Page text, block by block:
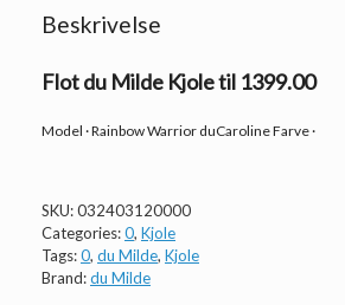
Beskrivelse
Flot du Milde Kjole til 1399.00
Model · Rainbow Warrior duCaroline Farve ·
SKU:032403120000
Categories:0, Kjole
Tags:0, du Milde, Kjole
Brand:du Milde